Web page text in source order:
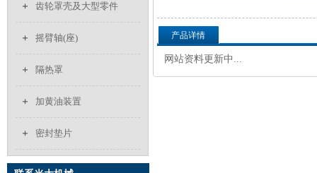
产品详情
网站资料更新中...
齿轮罩壳及大型零件
摇臂轴(座)
隔热罩
加黄油装置
密封垫片